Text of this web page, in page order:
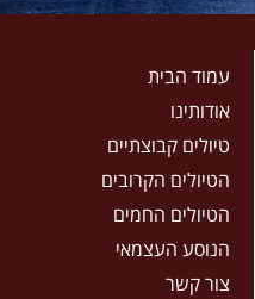
עמוד הבית
אודותינו
טיולים קבוצתיים
הטיולים הקרובים
הטיולים החמים
הנוסע העצמאי
צור קשר